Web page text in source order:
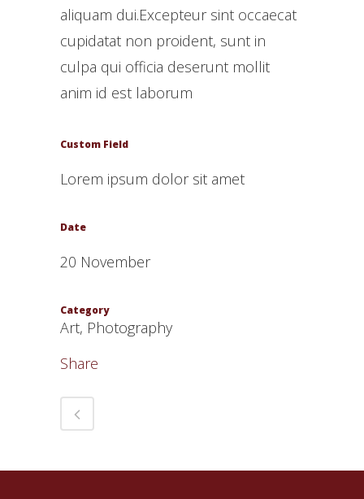
aliquam dui.Excepteur sint occaecat
cupidatat non proident, sunt in
culpa qui officia deserunt mollit
anim id est laborum
Custom Field
Lorem ipsum dolor sit amet
Date
20 November
Category
Art, Photography
Share